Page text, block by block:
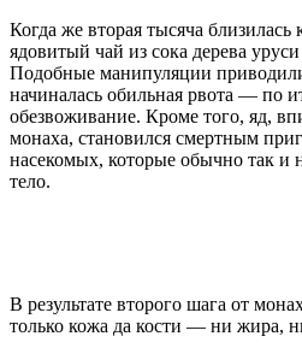
Когда же вторая тысяча близилась
ядовитый чай из сока дерева
Подобные манипуляции
начиналась обильная рвота — по
обезвоживание. Кроме того, яд,
монаха, становился смертным
насекомых, которые обычно так и
тело.
В результате второго шага от
только кожа да кости — ни жира,